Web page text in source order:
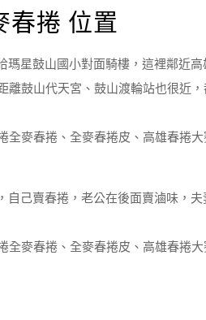
春捲 位置
瑪星鼓山國小對面騎樓，這裡鄰近
離鼓山代天宮、鼓山渡輪站也很近，
自己賣春捲，老公在後面賣滷味，